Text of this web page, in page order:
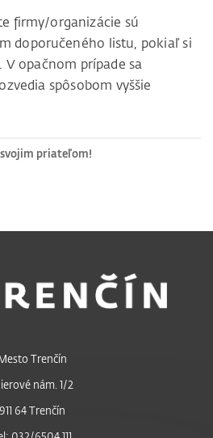
firmy/organizácie sú
doporučeného listu, pokiaľ si
opačnom prípade sa
spôsobom vyššie
priateľom!
Trenčín
nám. 1/2
911 64 Trenčín